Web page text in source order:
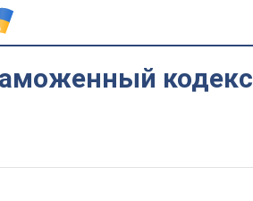
кодекс